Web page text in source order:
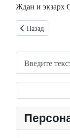
Ждан и экзарх
Предыдущий:
Назад